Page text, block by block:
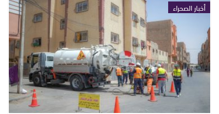
أخبار الصحراء